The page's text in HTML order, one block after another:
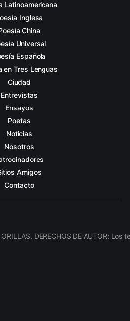
Latinoamericana
Inglesa
China
Universal
Española
en Tres Lenguas
Ciudad
Entrevistas
Ensayos
Poetas
Noticias
Nosotros
Amigos
Contacto
DERECHOS DE